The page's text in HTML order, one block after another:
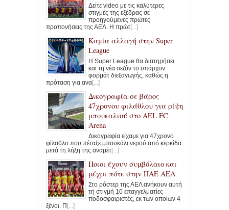
Δείτε video με τις καλύτερες
στιγμές της εξέδρας σε
προηγούμενες πρώτες
προπονήσεις της ΑΕΛ. Η πρώτ[...]
Καμία αλλαγή στην Super
League
Η Super League θα διατηρήσει
και τη νέα σεζόν το υπάρχον
φορμάτ διεξαγωγής, καθώς η
πρόταση για ανα[...]
Δικογραφία σε βάρος
47χρονου φιλάθλου για ρίψη
μπουκαλιού στο AEL FC
Arena
Δικογραφία είχαμε για 47χρονο
φίλαθλο που πέταξε μπουκάλι νερού από κερκίδα
μετά τη λήξη της αναμέτ[...]
Ποιοι έχουν συμβόλαιο και
μέχρι πότε στην ΠΑΕ ΑΕΛ
Στο ρόστερ της ΑΕΛ ανήκουν αυτή
τη στιγμή 10 επαγγελματίες
ποδοσφαιριστές, εκ των οποίων 4
ξένοι. Π[...]